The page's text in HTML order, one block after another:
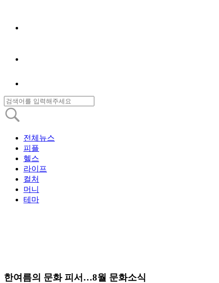
전체뉴스
피플
헬스
라이프
컬처
머니
테마
한여름의 문화 피서…8월 문화소식